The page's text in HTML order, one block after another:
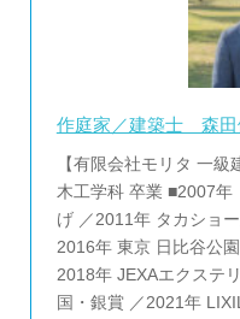
作庭家／建築士 森田
【有限会社モリタ 一
木工学科 卒業 ■2007年
げ ／2011年 タカショ
2016年 東京 日比谷公
2018年 JEXAエクステ
国・銀賞 ／2021年